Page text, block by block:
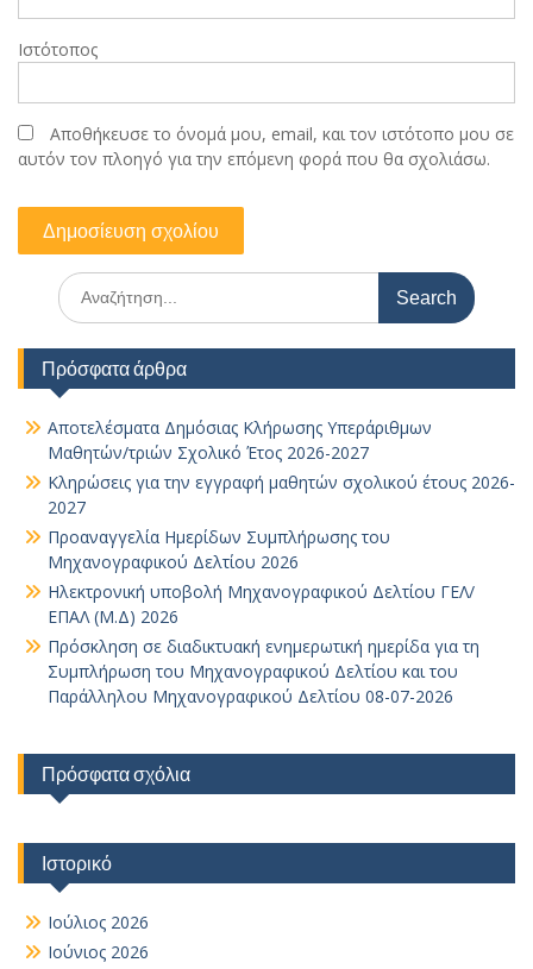
Ιστότοπος
Αποθήκευσε το όνομά μου, email, και τον ιστότοπο μου σε
αυτόν τον πλοηγό για την επόμενη φορά που θα σχολιάσω.
Search
for:
Πρόσφατα άρθρα
Αποτελέσματα Δημόσιας Κλήρωσης Υπεράριθμων
Μαθητών/τριών Σχολικό Έτος 2026-2027
Κληρώσεις για την εγγραφή μαθητών σχολικού έτους 2026-
2027
Προαναγγελία Ημερίδων Συμπλήρωσης του
Μηχανογραφικού Δελτίου 2026
Ηλεκτρονική υποβολή Μηχανογραφικού Δελτίου ΓΕΛ/
ΕΠΑΛ (Μ.Δ) 2026
Πρόσκληση σε διαδικτυακή ενημερωτική ημερίδα για τη
Συμπλήρωση του Μηχανογραφικού Δελτίου και του
Παράλληλου Μηχανογραφικού Δελτίου 08-07-2026
Πρόσφατα σχόλια
Ιστορικό
Ιούλιος 2026
Ιούνιος 2026